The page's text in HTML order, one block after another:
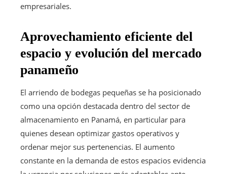
empresariales.
Aprovechamiento eficiente del
espacio y evolución del mercado
panameño
El arriendo de bodegas pequeñas se ha posicionado
como una opción destacada dentro del sector de
almacenamiento en Panamá, en particular para
quienes desean optimizar gastos operativos y
ordenar mejor sus pertenencias. El aumento
constante en la demanda de estos espacios evidencia